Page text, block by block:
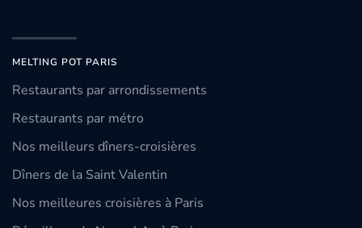
MELTING POT PARIS
Restaurants par arrondissements
Restaurants par métro
Nos meilleurs dîners-croisières
Dîners de la Saint Valentin
Nos meilleures croisières à Paris